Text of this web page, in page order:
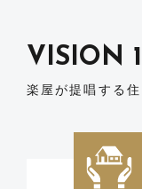
VISION
楽屋が提唱する住